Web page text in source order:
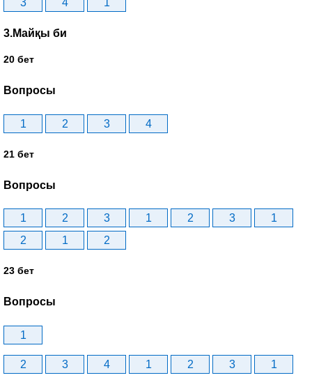
3.Майқы би
20 бет
Вопросы
1 2 3 4
21 бет
Вопросы
1 2 3 1 2 3
1
2
1 2
23 бет
Вопросы
1
2 3 4 1 2 3 1